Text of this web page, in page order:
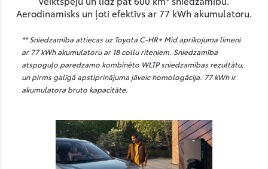
Aerodinamisks un ļoti efektīvs ar 77 kWh akumulatoru.
** Sniedzamība attiecas uz Toyota C-HR+ Mid aprīkojuma līmeni
ar 77 kWh akumulatoru ar 18 collu riteņiem. Sniedzamība
atspoguļo paredzamo kombinēto WLTP sniedzamības rezultātu,
un pirms galīgā apstiprinājuma jāveic homologācija. 77 kWh ir
akumulatora bruto kapacitāte.